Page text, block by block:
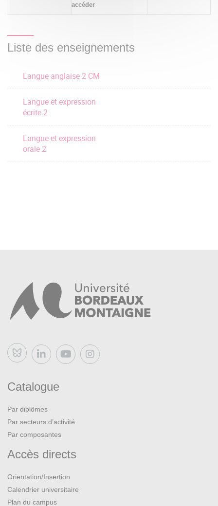
accéder
Liste des enseignements
Langue anglaise 2 CM
Langue et expression
écrite 2
Langue et expression
orale 2
Bluesky
Catalogue
Par diplômes
Par secteurs d’activité
Par composantes
Accès directs
Orientation/Insertion
Calendrier universitaire
Plan du campus